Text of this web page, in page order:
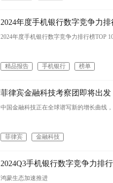
2024年度手机银行数字竞争力
2024年度手机银行数字竞争力排行榜TOP
精品报告 手机银行 榜单
菲律宾金融科技考察团即将出发
中国金融科技正在全球谱写新的增长曲线
菲律宾 金融科技
2024Q3手机银行数字竞争力排
鸿蒙生态加速推进